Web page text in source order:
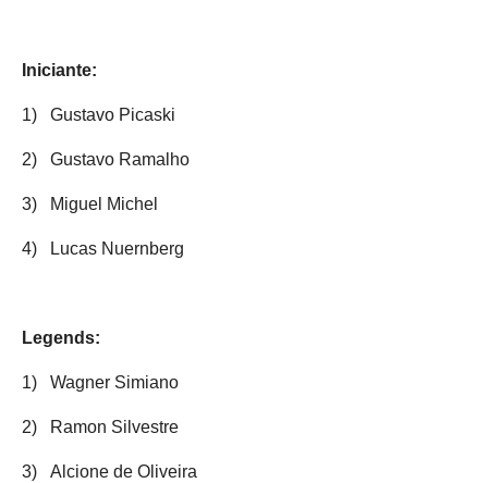
Iniciante:
1) Gustavo Picaski
2) Gustavo Ramalho
3) Miguel Michel
4) Lucas Nuernberg
Legends:
1) Wagner Simiano
2) Ramon Silvestre
3) Alcione de Oliveira